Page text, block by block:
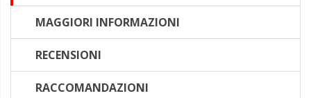
MAGGIORI INFORMAZIONI
RECENSIONI
RACCOMANDAZIONI